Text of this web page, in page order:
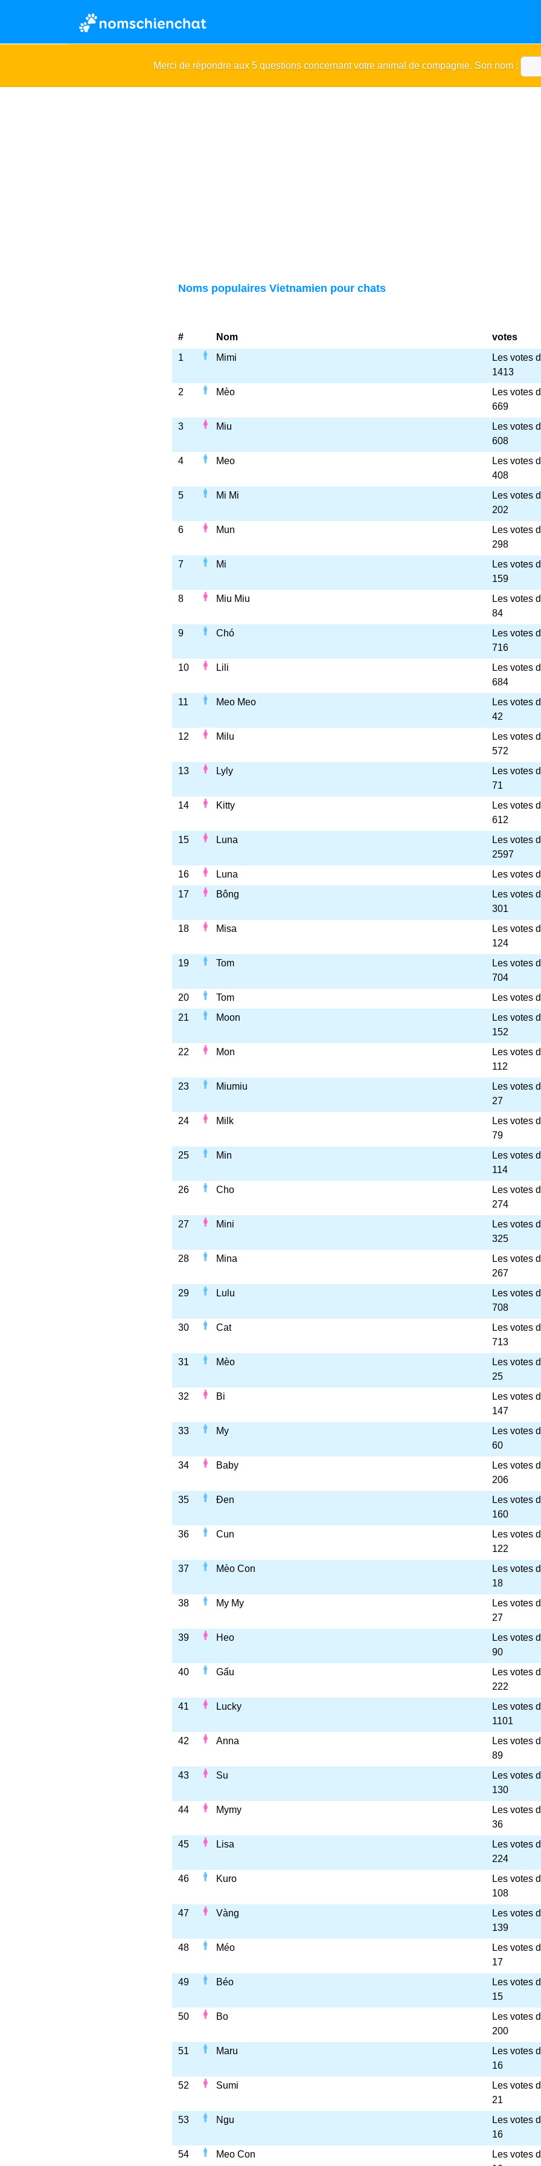
Merci de répondre aux 5 questions concernant votre animal de compagnie. Son nom :
Noms populaires Vietnamien pour chats
# Nom
votes
1
Mimi
Les votes
1413
2
Mèo
Les votes
669
3
Miu
Les votes
608
4
Meo
Les votes
408
5
Mi Mi
Les votes
202
6
Mun
Les votes
298
7
Mi
Les votes
159
8
Miu Miu
Les votes
84
9
Chó
Les votes
716
10
Lili
Les votes
684
11
Meo Meo
Les votes
42
12
Milu
Les votes
572
13
Lyly
Les votes
71
14
Kitty
Les votes
612
15
Luna
Les votes
2597
16
Luna
Les votes
17
Bông
Les votes
301
18
Misa
Les votes
124
19
Tom
Les votes
704
20
Tom
Les votes
21
Moon
Les votes
152
22
Mon
Les votes
112
23
Miumiu
Les votes
27
24
Milk
Les votes
79
25
Min
Les votes
114
26
Cho
Les votes
274
27
Mini
Les votes
325
28
Mina
Les votes
267
29
Lulu
Les votes
708
30
Cat
Les votes
713
31
Mèo
Les votes
25
32
Bi
Les votes
147
33
My
Les votes
60
34
Baby
Les votes
206
35
Đen
Les votes
160
36
Cun
Les votes
122
37
Mèo Con
Les votes
18
38
My My
Les votes
27
39
Heo
Les votes
90
40
Gấu
Les votes
222
41
Lucky
Les votes
1101
42
Anna
Les votes
89
43
Su
Les votes
130
44
Mymy
Les votes
36
45
Lisa
Les votes
224
46
Kuro
Les votes
108
47
Vàng
Les votes
139
48
Méo
Les votes
17
49
Béo
Les votes
15
50
Bo
Les votes
200
51
Maru
Les votes
16
52
Sumi
Les votes
21
53
Ngu
Les votes
16
54
Meo Con
Les votes